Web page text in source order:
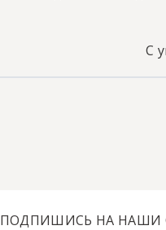
С
ПОДПИШИСЬ НА НАШИ